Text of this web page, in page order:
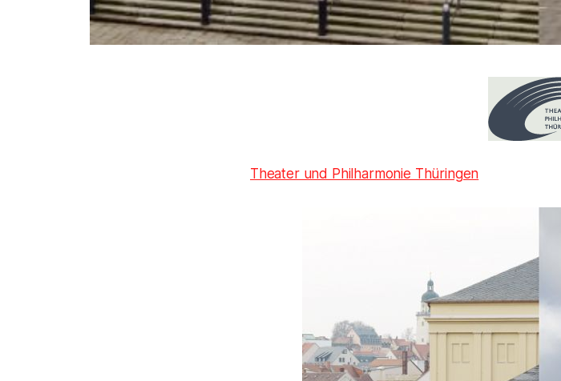
Theater und Philharmonie Thüringen